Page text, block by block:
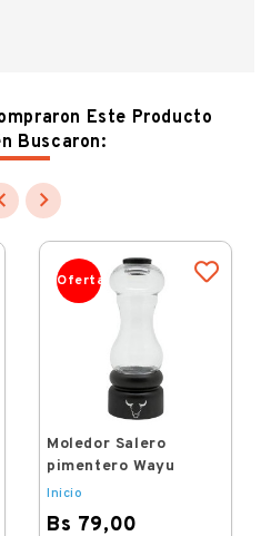
Este Producto
Buscaron:

Oferta
Moledor Salero
pimentero Wayu
Inicio
Bs 79,00